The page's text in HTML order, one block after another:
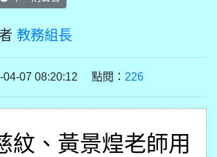
教務組長
04-07 08:20:12 點閱： 226
紋 、黃景煌老師用